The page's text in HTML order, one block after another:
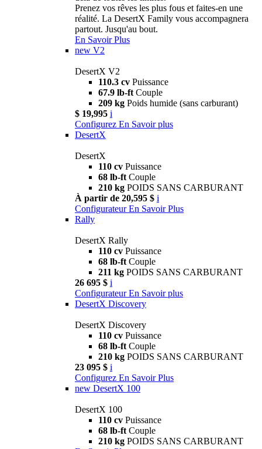
Prenez vos rêves les plus fous et faites-en une
réalité. La DesertX Family vous accompagnera
partout. Jusqu'au bout.
En Savoir Plus
new V2
DesertX V2
110.3 cv Puissance
67.9 lb-ft Couple
209 kg Poids humide (sans carburant)
$ 19,995 i
Configurez En Savoir plus
DesertX
DesertX
110 cv Puissance
68 lb-ft Couple
210 kg POIDS SANS CARBURANT
À partir de 20,595 $ i
Configurateur En Savoir Plus
Rally
DesertX Rally
110 cv Puissance
68 lb-ft Couple
211 kg POIDS SANS CARBURANT
26 695 $ i
Configurateur En Savoir plus
DesertX Discovery
DesertX Discovery
110 cv Puissance
68 lb-ft Couple
210 kg POIDS SANS CARBURANT
23 095 $ i
Configurez En Savoir Plus
new DesertX 100
DesertX 100
110 cv Puissance
68 lb-ft Couple
210 kg POIDS SANS CARBURANT